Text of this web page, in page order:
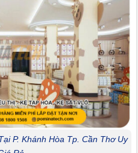
P. Khánh Hòa Tp. Cần Thơ Uy